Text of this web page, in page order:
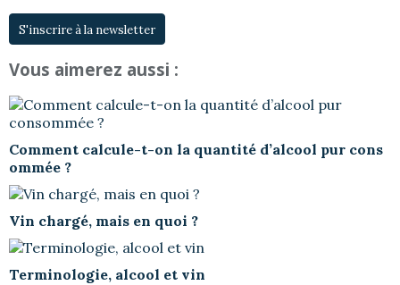
S'inscrire à la newsletter
Vous aimerez aussi :
Comment calcule-t-on la quantité d’alcool pur cons
ommée ?
Vin chargé, mais en quoi ?
Terminologie, alcool et vin